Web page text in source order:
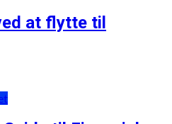
at flytte til